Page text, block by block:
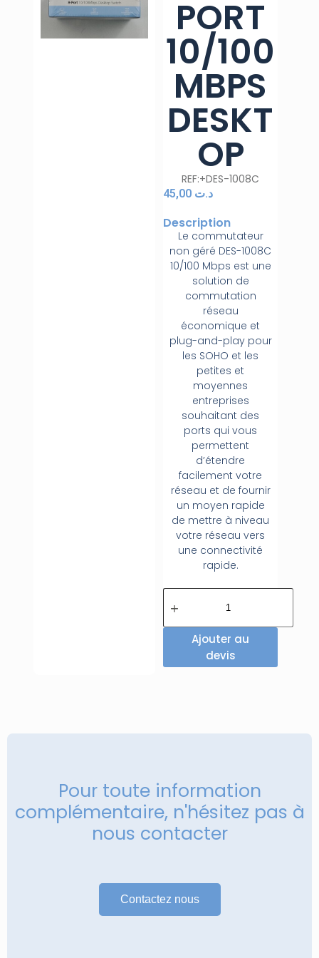
PORT
10/100
MBPS
DESKT
OP
REF:+DES-1008C
د.ت
Description
Le commutateur
non géré DES-1008C
10/100 Mbps est une
solution de
commutation
réseau
économique et
plug-and-play pour
les SOHO et les
petites et
moyennes
entreprises
souhaitant des
ports qui vous
permettent
d’étendre
facilement votre
réseau et de fournir
un moyen rapide
de mettre à niveau
votre réseau vers
une connectivité
rapide.
Ajouter au
devis
Pour toute information
complémentaire, n'hésitez pas à
nous contacter
Contactez nous